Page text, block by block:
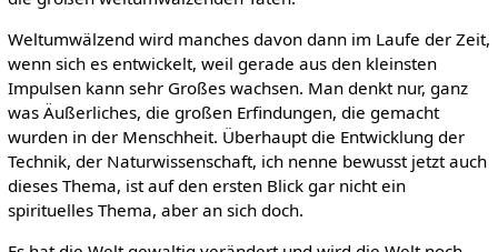
Weltumwälzend wird manches davon dann im Laufe der Zeit,
wenn sich es entwickelt, weil gerade aus den kleinsten
Impulsen kann sehr Großes wachsen. Man denkt nur, ganz
was Äußerliches, die großen Erfindungen, die gemacht
wurden in der Menschheit. Überhaupt die Entwicklung der
Technik, der Naturwissenschaft, ich nenne bewusst jetzt auch
dieses Thema, ist auf den ersten Blick gar nicht ein
spirituelles Thema, aber an sich doch.